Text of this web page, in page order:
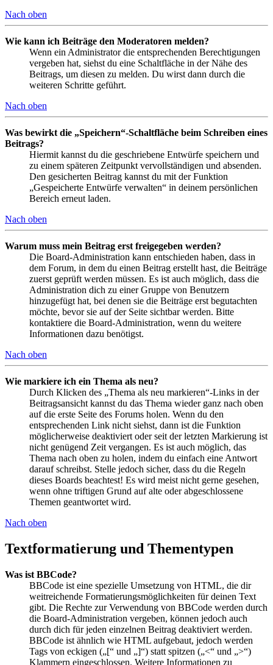
Nach oben
Wie kann ich Beiträge den Moderatoren melden?
Wenn ein Administrator die entsprechenden Berechtigungen
vergeben hat, siehst du eine Schaltfläche in der Nähe des
Beitrags, um diesen zu melden. Du wirst dann durch die
weiteren Schritte geführt.
Nach oben
Was bewirkt die „Speichern“-Schaltfläche beim Schreiben eines
Beitrags?
Hiermit kannst du die geschriebene Entwürfe speichern und
zu einem späteren Zeitpunkt vervollständigen und absenden.
Den gesicherten Beitrag kannst du mit der Funktion
„Gespeicherte Entwürfe verwalten“ in deinem persönlichen
Bereich erneut laden.
Nach oben
Warum muss mein Beitrag erst freigegeben werden?
Die Board-Administration kann entschieden haben, dass in
dem Forum, in dem du einen Beitrag erstellt hast, die Beiträge
zuerst geprüft werden müssen. Es ist auch möglich, dass die
Administration dich zu einer Gruppe von Benutzern
hinzugefügt hat, bei denen sie die Beiträge erst begutachten
möchte, bevor sie auf der Seite sichtbar werden. Bitte
kontaktiere die Board-Administration, wenn du weitere
Informationen dazu benötigst.
Nach oben
Wie markiere ich ein Thema als neu?
Durch Klicken des „Thema als neu markieren“-Links in der
Beitragsansicht kannst du das Thema wieder ganz nach oben
auf die erste Seite des Forums holen. Wenn du den
entsprechenden Link nicht siehst, dann ist die Funktion
möglicherweise deaktiviert oder seit der letzten Markierung ist
nicht genügend Zeit vergangen. Es ist auch möglich, das
Thema nach oben zu holen, indem du einfach eine Antwort
darauf schreibst. Stelle jedoch sicher, dass du die Regeln
dieses Boards beachtest! Es wird meist nicht gerne gesehen,
wenn ohne triftigen Grund auf alte oder abgeschlossene
Themen geantwortet wird.
Nach oben
Textformatierung und Thementypen
Was ist BBCode?
BBCode ist eine spezielle Umsetzung von HTML, die dir
weitreichende Formatierungsmöglichkeiten für deinen Text
gibt. Die Rechte zur Verwendung von BBCode werden durch
die Board-Administration vergeben, können jedoch auch
durch dich für jeden einzelnen Beitrag deaktiviert werden.
BBCode ist ähnlich wie HTML aufgebaut, jedoch werden
Tags von eckigen („[“ und „]“) statt spitzen („<“ und „>“)
Klammern eingeschlossen. Weitere Informationen zu